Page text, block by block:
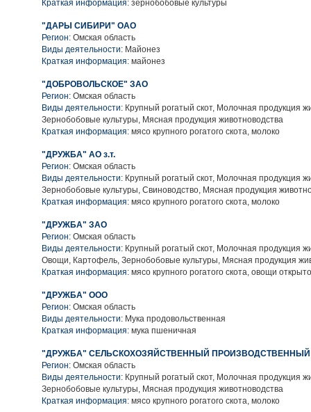
Краткая информация: зернобобовые культуры
"ДАРЫ СИБИРИ" ОАО
Регион: Омская область
Виды деятельности: Майонез
Краткая информация: майонез
"ДОБРОВОЛЬСКОЕ" ЗАО
Регион: Омская область
Виды деятельности: Крупный рогатый скот, Молочная продукция
Зернобобовые культуры, Мясная продукция животноводства
Краткая информация: мясо крупного рогатого скота, молоко
"ДРУЖБА" АО з.т.
Регион: Омская область
Виды деятельности: Крупный рогатый скот, Молочная продукция
Зернобобовые культуры, Свиноводство, Мясная продукция
Краткая информация: мясо крупного рогатого скота, молоко
"ДРУЖБА" ЗАО
Регион: Омская область
Виды деятельности: Крупный рогатый скот, Молочная продукция
Овощи, Картофель, Зернобобовые культуры, Мясная продукция
Краткая информация: мясо крупного рогатого скота, овощи
"ДРУЖБА" ООО
Регион: Омская область
Виды деятельности: Мука продовольственная
Краткая информация: мука пшеничная
"ДРУЖБА" СЕЛЬСКОХОЗЯЙСТВЕННЫЙ ПРОИЗВОДСТВЕННЫЙ
Регион: Омская область
Виды деятельности: Крупный рогатый скот, Молочная продукция
Зернобобовые культуры, Мясная продукция животноводства
Краткая информация: мясо крупного рогатого скота, молоко